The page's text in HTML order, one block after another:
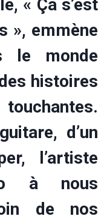
« Ça s’est
», emmène
le monde
histoires
d’un
l’artiste
à nous
de nos